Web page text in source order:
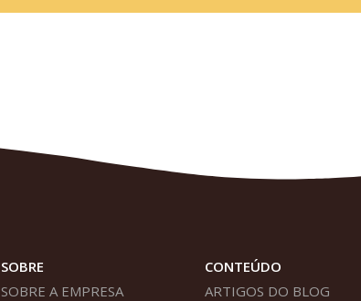
SOBRE
SOBRE A EMPRESA
CONTEÚDO
ARTIGOS DO BLOG